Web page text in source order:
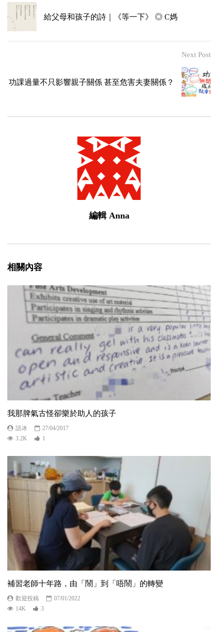
給父母和孩子的詩｜《等一下》 ◎ C媽
Next Post
功課過量不只影響親子關係 甚至危害夫妻關係？
編輯 Anna
相關內容
我那脾氣古怪卻樂於助人的孩子
語冰
27/04/2017
3.2K
1
補習老師十年路，由「鬧」到「唔鬧」的轉變
歡迎投稿
07/01/2022
14K
3